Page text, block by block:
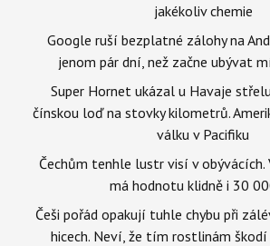
jakékoliv chemie
Google ruší bezplatné zálohy na
jenom pár dní, než začne ubývat
Super Hornet ukázal u Havaje
čínskou loď na stovky kilometrů.
válku v Pacifiku
Čechům tenhle lustr visí v obývácích.
má hodnotu klidně i 30
Češi pořád opakují tuhle chybu při
hicech. Neví, že tím rostlinám škodí